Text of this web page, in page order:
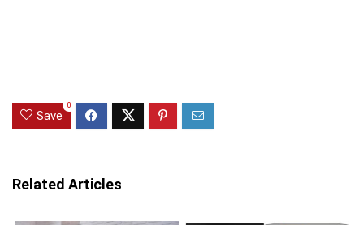
Save
0
Related Articles